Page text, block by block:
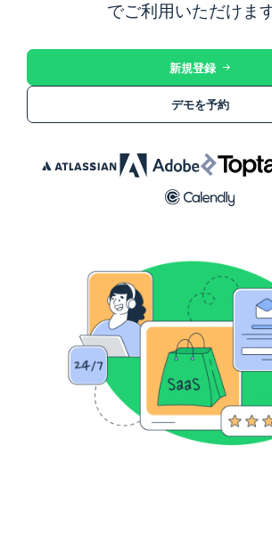
でご利用いただけます
新規登録
デモを予約